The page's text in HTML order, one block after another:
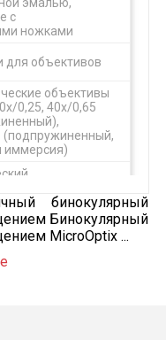
с
ножками
для объективов
объективы
0,25, 40x/0,65
(подпружиненный,
иммерсия)
132х142
по высоте с
диафрагмой, nA
фильтров,
бинокулярный
Бинокулярный
MicroOptix ...